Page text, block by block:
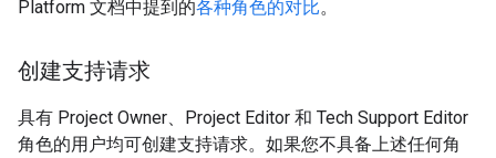
Platform 文档中提到的各种角色的对比。
创建支持请求
具有 Project Owner、Project Editor 和 Tech Support Editor
角色的用户均可创建支持请求。如果您不具备上述任何角